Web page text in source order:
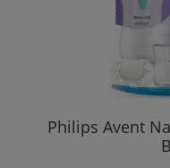
Philips Avent